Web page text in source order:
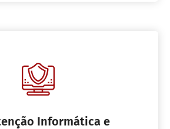
Informática e